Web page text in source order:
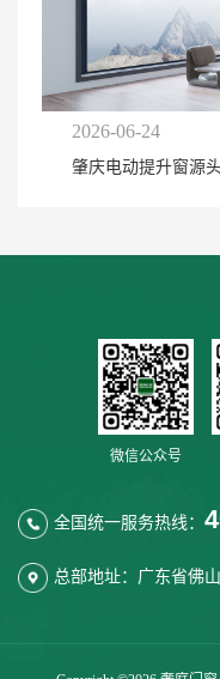
2026-06-24
肇庆电动提升窗源
微信公众号
全国统一服务热线：
总部地址：广东省佛